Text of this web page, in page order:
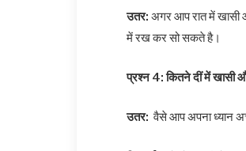
उतर: अगर आप रात में
में रख कर सो सकते है।
प्रश्न 4: कितने दीं मेंखासी
उतर: वैसे आप अपना ध्यान